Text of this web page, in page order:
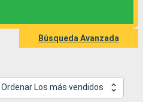
Búsqueda Avanzada
Ordenar Los más vendidos